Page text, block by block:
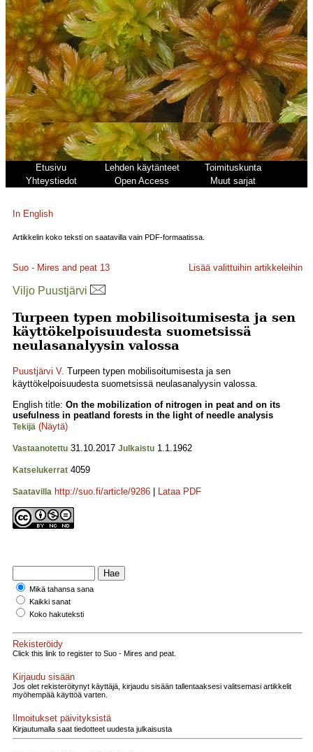
Etusivu Lehden käytänteet
Toimituskunta
Yhteystiedot
Open Access Muut sarjat
In English
Artikkelin koko teksti on saatavilla vain PDF-formaatissa.
Suo - Mires and peat 13 Lisää valittuihin artikkeleihin
Viljo Puustjärvi
Turpeen typen mobilisoitumisesta ja sen
käyttökelpoisuudesta suometsissä
neulasanalyysin valossa
Puustjärvi V. Turpeen typen mobilisoitumisesta ja sen
käyttökelpoisuudesta suometsissä neulasanalyysin valossa.
English title: On the mobilization of nitrogen in peat and on its
usefulness in peatland forests in the light of needle analysis
Tekijä (Näytä)
Vastaanotettu 31.10.2017 Julkaistu 1.1.1962
Katselukerrat 4059
Saatavilla http://suo.fi/article/9286 Lataa PDF
Mikä tahansa sana
Kaikki sanat
Koko hakuteksti
Rekisteröidy
Click this link to register to Suo - Mires and peat.
Kirjaudu sisään
Jos olet rekisteröitynyt käyttäjä, kirjaudu sisään tallentaaksesi valitsemasi artikkelit
myöhempää käyttöä varten.
Ilmoitukset päivityksistä
Kirjautumalla saat tiedotteet uudesta julkaisusta